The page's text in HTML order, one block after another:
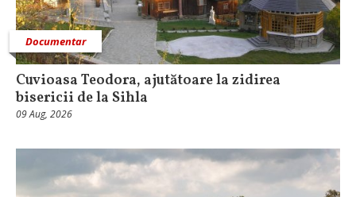
Documentar
Cuvioasa Teodora, ajutătoare la zidirea
bisericii de la Sihla
09 Aug, 2026